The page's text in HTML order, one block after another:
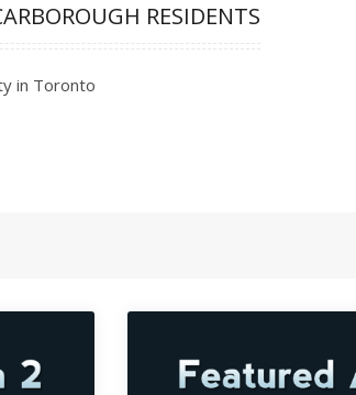
RESIDENTS
in Toronto